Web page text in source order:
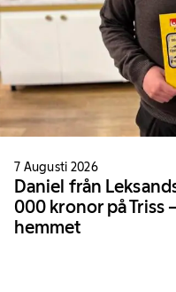
7 Augusti 2026
Daniel från
000 kronor på Triss
hemmet